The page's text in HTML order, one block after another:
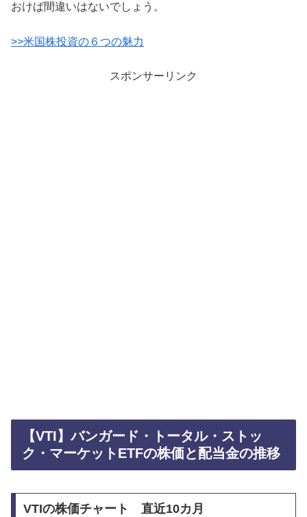
おけば間違いはないでしょう。
>>米国株投資の６つの魅力
スポンサーリンク
【VTI】バンガード・トータル・ストッ
ク・マーケットETFの株価と配当金の推移
VTIの株価チャート 直近10カ月